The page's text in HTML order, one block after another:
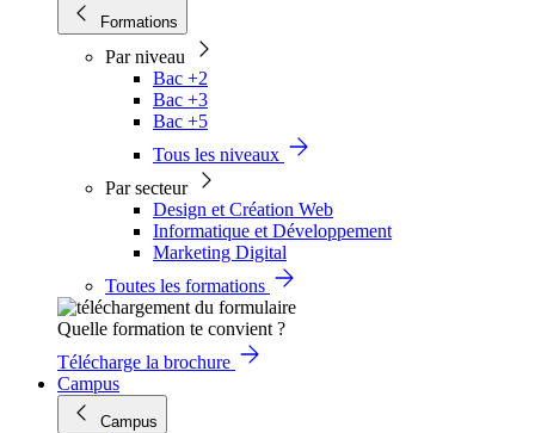
Formations
Par niveau
Bac +2
Bac +3
Bac +5
Tous les niveaux
Par secteur
Design et Création Web
Informatique et Développement
Marketing Digital
Toutes les formations
Quelle formation te convient ?
Télécharge la brochure
Campus
Campus